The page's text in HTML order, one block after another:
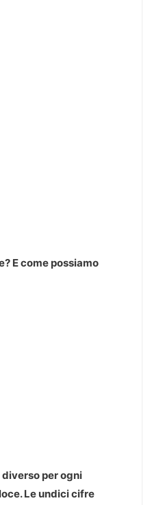
E come possiamo
per ogni
. Le undici cifre